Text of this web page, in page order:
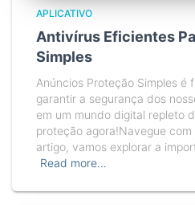
APLICATIVO
Antivírus Eficientes
Simples
Anúncios Proteção Simples é
garantir a segurança dos
em um mundo digital repleto
proteção agora!Navegue
artigo, vamos explorar a
Read more…